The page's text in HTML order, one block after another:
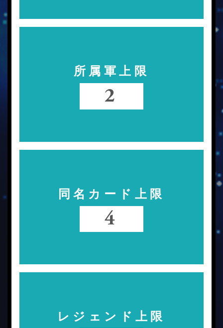
所属軍上限
2
同名カード上限
4
レジェンド上限